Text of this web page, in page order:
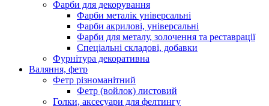
Фарби для декорування
Фарби металік універсальні
Фарби акрилові, універсальні
Фарби для металу, золочення та реставрації
Спеціальні складові, добавки
Фурнітура декоративна
Валяння, фетр
Фетр різноманітний
Фетр (войлок) листовий
Голки, аксесуари для фелтингу